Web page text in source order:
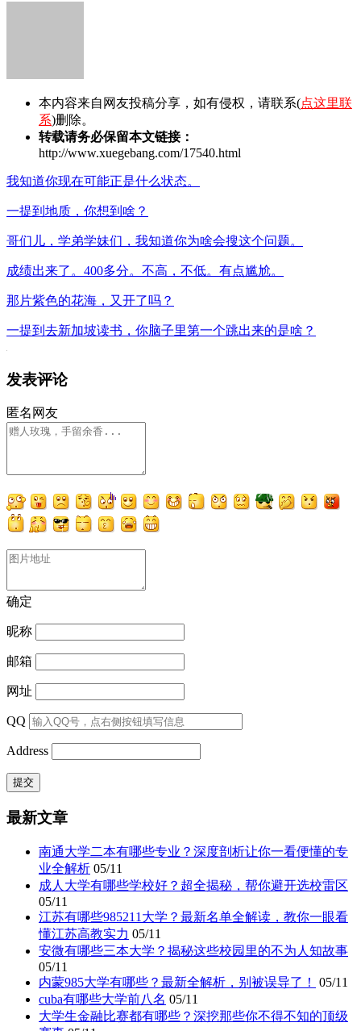
本内容来自网友投稿分享，如有侵权，请联系(点这里联
系)删除。
转载请务必保留本文链接：
http://www.xuegebang.com/17540.html
我知道你现在可能正是什么状态。
一提到地质，你想到啥？
哥们儿，学弟学妹们，我知道你为啥会搜这个问题。
成绩出来了。400多分。不高，不低。有点尴尬。
那片紫色的花海，又开了吗？
一提到去新加坡读书，你脑子里第一个跳出来的是啥？
发表评论
匿名网友
确定
昵称
邮箱
网址
QQ
Address
最新文章
南通大学二本有哪些专业？深度剖析让你一看便懂的专
业全解析 05/11
成人大学有哪些学校好？超全揭秘，帮你避开选校雷区
05/11
江苏有哪些985211大学？最新名单全解读，教你一眼看
懂江苏高教实力 05/11
安微有哪些三本大学？揭秘这些校园里的不为人知故事
05/11
内蒙985大学有哪些？最新全解析，别被误导了！
05/11
cuba有哪些大学前八名 05/11
大学生金融比赛都有哪些？深挖那些你不得不知的顶级